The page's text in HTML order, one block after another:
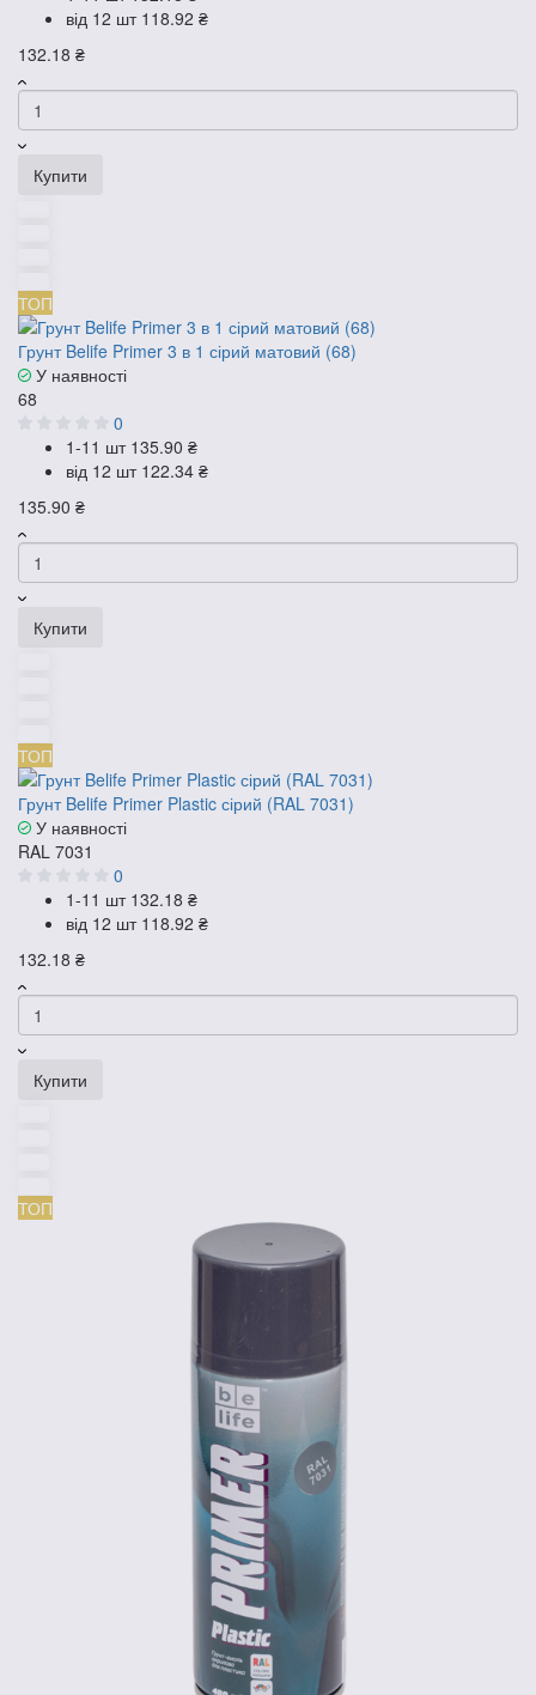
від 12 шт 118.92 ₴
132.18 ₴
Купити
ТОП
Грунт Belife Primer 3 в 1 сірий матовий (68)
У наявності
68
0
1-11 шт 135.90 ₴
від 12 шт 122.34 ₴
135.90 ₴
Купити
ТОП
Грунт Belife Primer Plastic сірий (RAL 7031)
У наявності
RAL 7031
0
1-11 шт 132.18 ₴
від 12 шт 118.92 ₴
132.18 ₴
Купити
ТОП